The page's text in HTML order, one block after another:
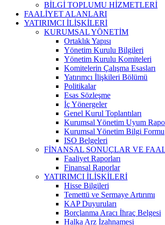
BİLGİ TOPLUMU HİZMETLERİ
FAALİYET ALANLARI
YATIRIMCI İLİŞKİLERİ
KURUMSAL YÖNETİM
Ortaklık Yapısı
Yönetim Kurulu Bilgileri
Yönetim Kurulu Komiteleri
Komitelerin Çalışma Esasları
Yatırımcı İlişkileri Bölümü
Politikalar
Esas Sözleşme
İç Yönergeler
Genel Kurul Toplantıları
Kurumsal Yönetim Uyum
Kurumsal Yönetim Bilgi Formu
ISO Belgeleri
FİNANSAL SONUÇLAR VE
Faaliyet Raporları
Finansal Raporlar
YATIRIMCI İLİŞKİLERİ
Hisse Bilgileri
Temettü ve Sermaye Artırımı
KAP Duyuruları
Borçlanma Aracı İhraç Belgesi
Halka Arz İzahnamesi